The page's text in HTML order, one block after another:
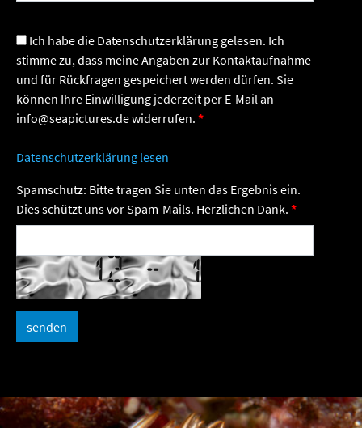
stimme zu, dass meine Angaben zur Kontaktaufnahme
und für Rückfragen gespeichert werden dürfen. Sie
können Ihre Einwilligung jederzeit per E-Mail an
info@seapictures.de widerrufen.
Datenschutzerklärung lesen
Spamschutz: Bitte tragen Sie unten das Ergebnis ein.
Dies schützt uns vor Spam-Mails. Herzlichen Dank.